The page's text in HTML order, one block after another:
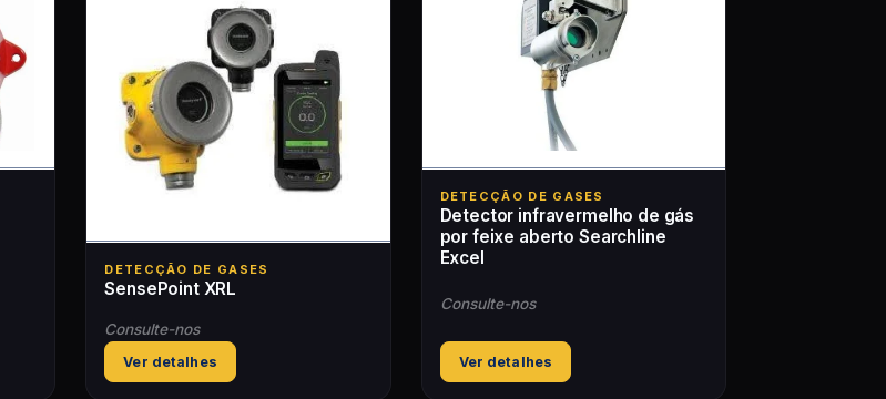
DETECÇÃO DE GASES
SensePoint XRL
Consulte-nos
Ver detalhes
DETECÇÃO DE GASES
Detector infravermelho de gás
por feixe aberto Searchline
Excel
Consulte-nos
Ver detalhes